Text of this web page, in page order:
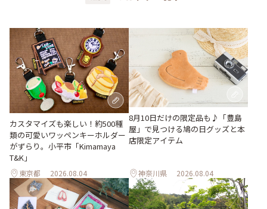
カスタマイズも楽しい！約500種
類の可愛いワッペンキーホルダー
がずらり。小平市「Kimamaya
T&K」
東京都 2026.08.04
8月10日だけの限定品も♪「豊島
屋」で見つける鳩の日グッズと本
店限定アイテム
神奈川県 2026.08.04